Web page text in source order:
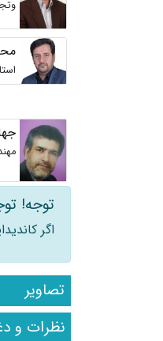
توجه!
اگر
تصاویر
نظرات و